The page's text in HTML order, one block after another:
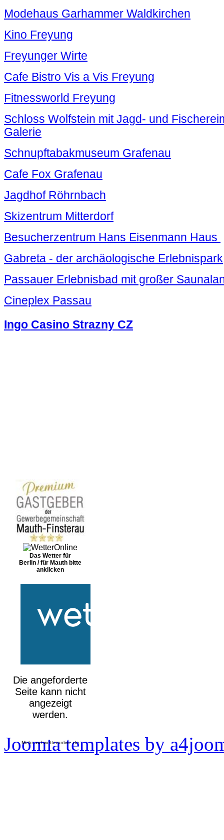
Modehaus Garhammer Waldkirchen
Kino Freyung
Freyunger Wirte
Cafe Bistro Vis a Vis Freyung
Fitnessworld Freyung
Schloss Wolfstein mit Jagd- und
Galerie
Schnupftabakmuseum Grafenau
Cafe Fox Grafenau
Jagdhof Röhrnbach
Skizentrum Mitterdorf
Besucherzentrum Hans Eisenmann Haus
Gabreta - der archäologische Erlebnispark
Passauer Erlebnisbad mit großer
Cineplex Passau
Ingo Casino Strazny CZ
Das Wetter für
Berlin / für Mauth bitte
anklicken
Mehr aufwetteronline.de
Joomla templates by